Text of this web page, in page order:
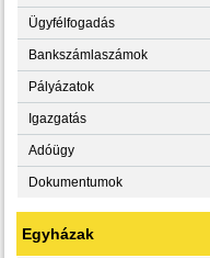
Ügyfélfogadás
Bankszámlaszámok
Pályázatok
Igazgatás
Adóügy
Dokumentumok
Egyházak